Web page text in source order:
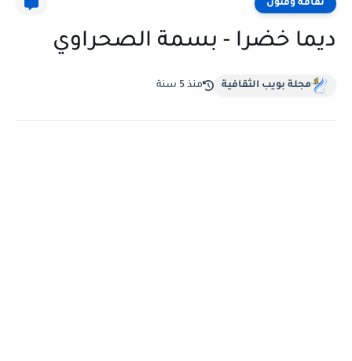
ثقافة وفنون
ديما خضرا - بسمة الصحراوي
مجلة بويب الثقافية منذ 5 سنة